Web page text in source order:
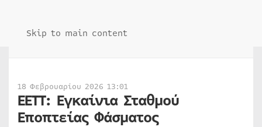
Skip to main content
18 Φεβρουαρίου 2026 13:01
ΕΕΤΤ: Εγκαίνια Σταθμού
Εποπτείας Φάσματος